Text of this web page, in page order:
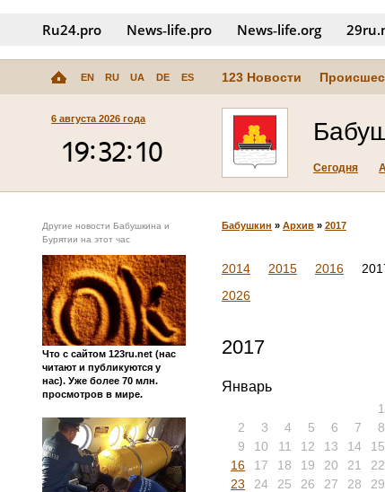
Ru24.pro News‑life.pro News‑life.org
EN RU UA DE ES 123 Новости
6 августа 2026 года
Сегодня
Другие новости Бабушкина и
Бурятии на этот час
Что с сайтом 123ru.net (нас
читают и публикуются у
нас). Уже более 70 млн.
просмотров в мире.
Бабушкин » Архив » 2017
2014 2015 2016
2026
2017
Январь
1
2
3 4 5 6 7
8
9
10 11 12 13 14
15
16
17 18 19 20 21
22
23
24 25 26 27 28
29